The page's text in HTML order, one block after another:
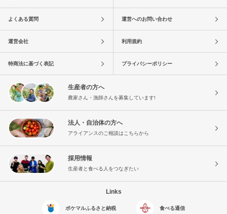
よくある質問 運営へのお問い合わせ
運営会社 利用規約
特商法に基づく表記 プライバシーポリシー
生産者の方へ
農家さん・漁師さんを募集しています!
法人・自治体の方へ
アライアンスのご相談はこちらから
採用情報
生産者と食べる人をつなぎたい
Links
ポケマルふるさと納税 食べる通信